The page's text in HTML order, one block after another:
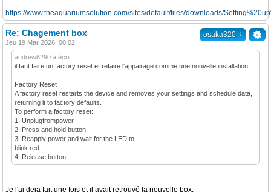
https://www.theaquariumsolution.com/sites/default/files/downloads/
osaka320 ↓
Re: Chagement box
Jeu 19 Mar 2026, 00:02
andrew6290 a écrit:
il faut faire un factory reset et refaire l'appairage comme une nouvelle installation
Factory Reset
A factory reset restarts the device and removes your settings and schedule data,
returning it to factory defaults.
To perform a factory reset:
1. Unplugfrompower.
2. Press and hold button.
3. Reapply power and wait for the LED to
blink red.
4. Release button.
Je l'ai deja fait une fois et il avait retrouvé la nouvelle box.